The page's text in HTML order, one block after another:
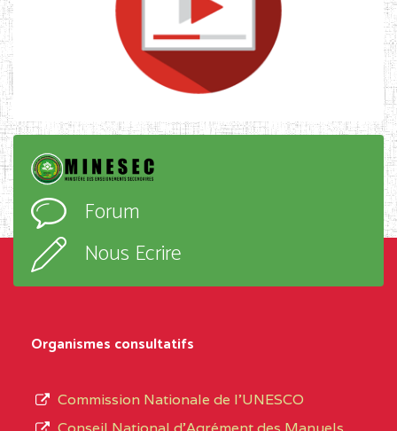
Forum
Nous Ecrire
Organismes consultatifs
Commission Nationale de l’UNESCO